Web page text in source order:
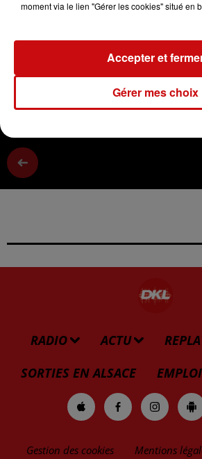
RADIO ACTU
SORTIES EN ALSACE
EMPLOI
Gestion des cookies Mentions
moment via le lien "Gérer les cookies" situé en
Gérer mes choix
Accepter et